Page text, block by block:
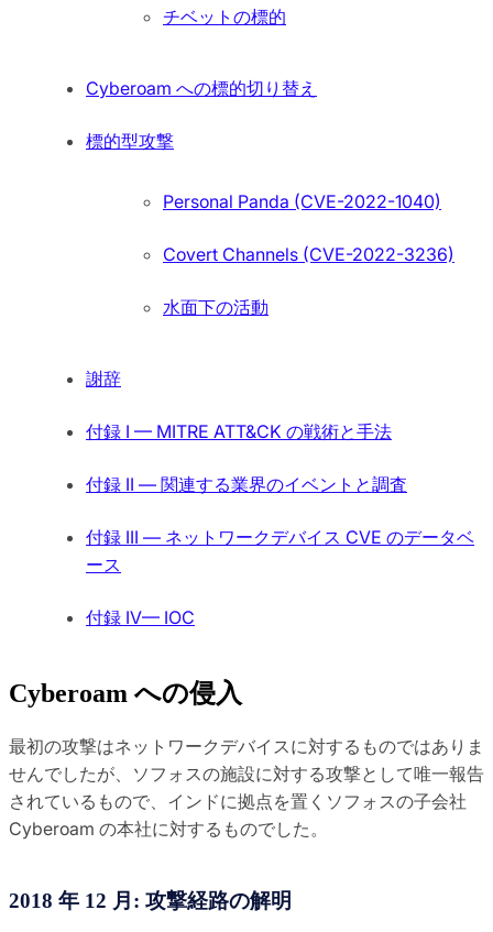
チベットの標的
Cyberoam への標的切り替え
標的型攻撃
Personal Panda (CVE-2022-1040)
Covert Channels (CVE-2022-3236)
水面下の活動
謝辞
付録 I — MITRE ATT&CK の戦術と手法
付録 II — 関連する業界のイベントと調査
付録 III — ネットワークデバイス CVE のデータベ
ース
付録 IV— IOC
Cyberoam への侵入
最初の攻撃はネットワークデバイスに対するものではありま
せんでしたが、ソフォスの施設に対する攻撃として唯一報告
されているもので、インドに拠点を置くソフォスの子会社
Cyberoam の本社に対するものでした。
2018 年 12 月: 攻撃経路の解明